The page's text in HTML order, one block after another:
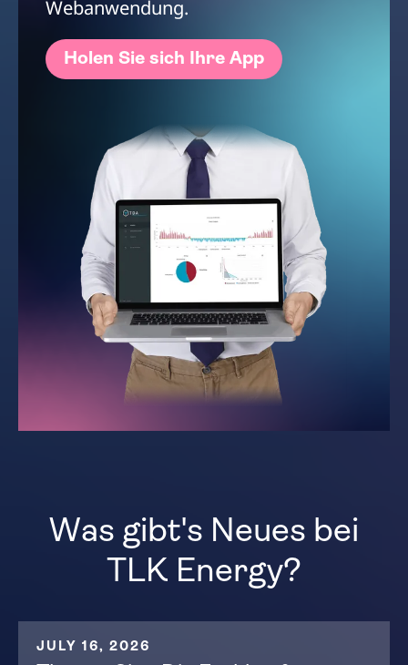
Webanwendung.
Holen Sie sich Ihre App
Was gibt's Neues bei
TLK Energy?
JULY 16, 2026